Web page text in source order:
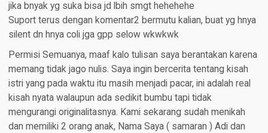
jika bnyak yg suka bisa jd lbih smgt hehehehe
Suport terus dengan komentar2 bermutu kalian, buat yg hnya
silent dn hnya coli jga gpp selow wkwkwk
Permisi Semuanya, maaf kalo tulisan saya berantakan karena
memang tidak jago nulis. Saya ingin bercerita tentang kisah
istri yang pada waktu itu masih menjadi pacar, ini adalah real
kisah nyata walaupun ada sedikit bumbu tapi tidak
mengurangi originalitasnya. Kami sekarang sudah menikah
dan memiliki 2 orang anak, Nama Saya ( samaran ) Adi dan